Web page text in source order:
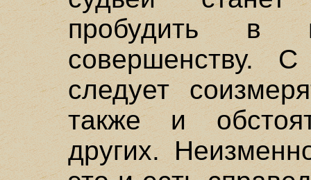
пробудить в
совершенству.
следует
также и
других.